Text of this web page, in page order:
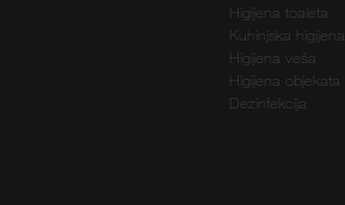
Higijena toaleta
Kuhinjska higijena
Higijena veša
Higijena objekata
Dezinfekcija